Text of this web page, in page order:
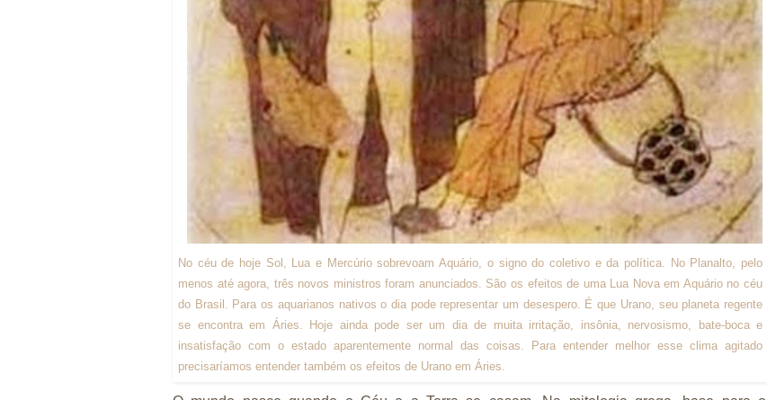
No céu de hoje Sol, Lua e Mercúrio sobrevoam Aquário, o signo do coletivo e da política. No Planalto, pelo
menos até agora, três novos ministros foram anunciados. São os efeitos de uma Lua Nova em Aquário no céu
do Brasil. Para os aquarianos nativos o dia pode representar um desespero. É que Urano, seu planeta regente
se encontra em Áries. Hoje ainda pode ser um dia de muita irritação, insônia, nervosismo, bate-boca e
insatisfação com o estado aparentemente normal das coisas. Para entender melhor esse clima agitado
precisaríamos entender também os efeitos de Urano em Áries.